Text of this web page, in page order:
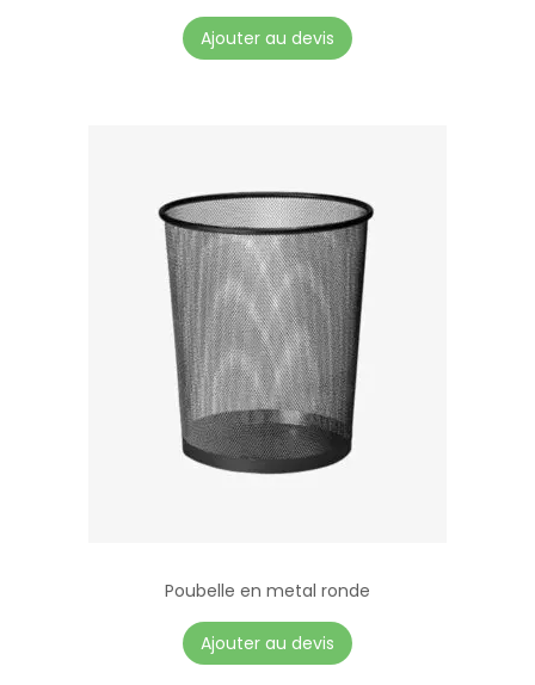
Ajouter au devis
Poubelle en metal ronde
Ajouter au devis